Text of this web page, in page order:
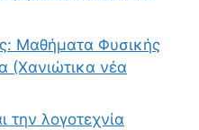
Μαθήματα Φυσικής
(Χανιώτικα νέα
την λογοτεχνία